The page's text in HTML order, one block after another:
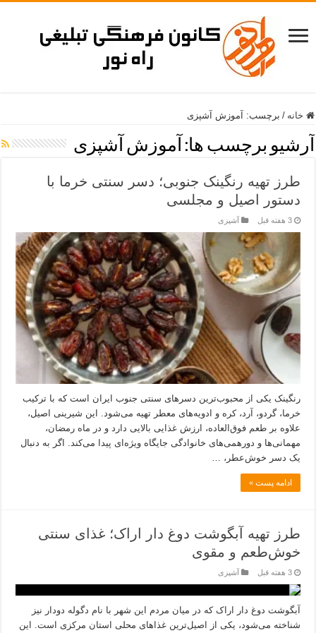
خانه / برچسب: آموزش آشپزی
آرشیو برچسب ها: آموزش آشپزی
طرز تهیه رنگینک جنوبی؛ دسر سنتی خرما با
دستور اصیل و مجلسی
3 هفته قبل آشپزی
رنگینک یکی از محبوب‌ترین دسرهای سنتی جنوب ایران است که با ترکیب
خرما، گردو، آرد، کره و ادویه‌های معطر تهیه می‌شود. این شیرینی اصیل،
علاوه بر طعم فوق‌العاده، ارزش غذایی بالایی دارد و در ماه رمضان،
مهمانی‌ها و دورهمی‌های خانوادگی جایگاه ویژه‌ای پیدا می‌کند. اگر به دنبال
یک دسر خوش‌عطر، …
ادامه پست »
طرز تهیه آبگوشت دوغ دار اراک؛ غذای سنتی
خوش‌طعم و مقوی
3 هفته قبل آشپزی
آبگوشت دوغ دار اراک که در میان مردم این شهر با نام دگوله دودار نیز
شناخته می‌شود، یکی از اصیل‌ترین غذاهای محلی استان مرکزی است. این